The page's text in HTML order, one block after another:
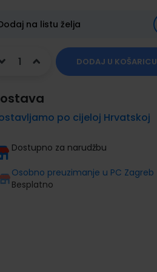
na listu želja
DODAJ U KOŠARICU
po cijeloj Hrvatskoj
Dostupno za narudžbu
Osobno preuzimanje u PC Zagreb
Besplatno